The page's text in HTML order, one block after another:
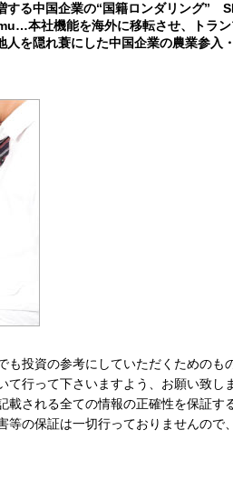
する中国企業の“国籍ロンダリング”
本社機能を海外に移転させ、トラ
人を隠れ蓑にした中国企業の農業参入
も投資の参考にしていただくためのも
て行って下さいますよう、お願い致し
される全ての情報の正確性を保証す
の保証は一切行っておりませんので